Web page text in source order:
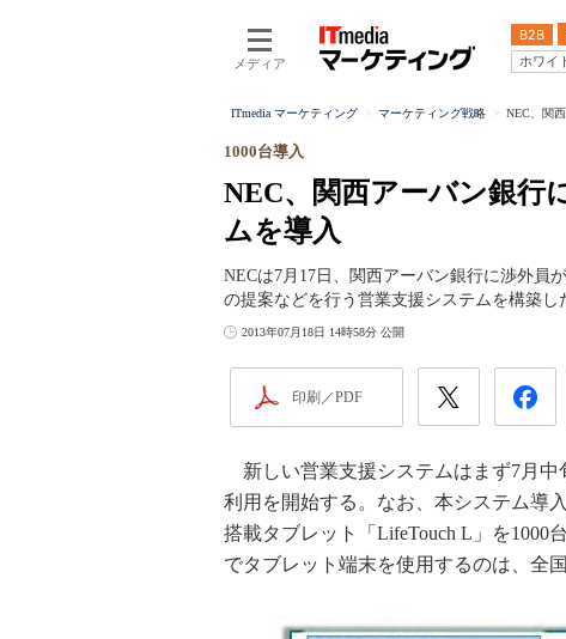
メディア
B2B
ホワイ
ITmedia マーケティング マーケティング戦略 NEC、関
NEC、関西アーバン銀行
ムを導入
1000台導入
NECは7月17日、関西アーバン銀行に渉外員
の提案などを行う営業支援システムを構築し
2013年07月18日 14時58分 公開
印刷／PDF
新しい営業支援システムはまず7月中
利用を開始する。なお、本システム導
搭載タブレット「LifeTouch L」を1000
でタブレット端末を使用するのは、全